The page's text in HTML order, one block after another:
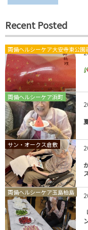
Recent Posted
両備ヘルシーケア大安寺東公園
両備ヘルシーケア浜町
サン・オークス倉敷
両備ヘルシーケア玉島柏島